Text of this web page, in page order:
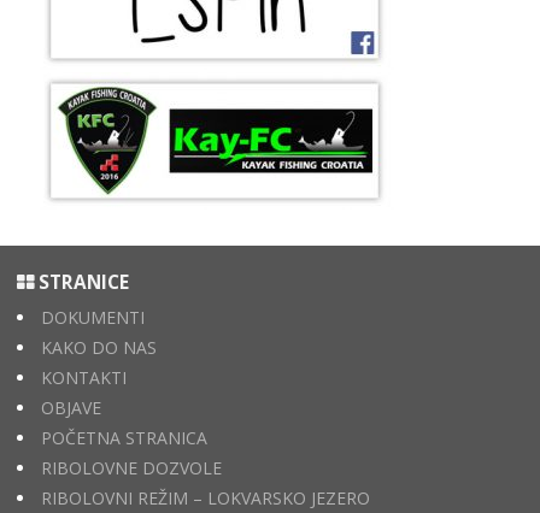
STRANICE
DOKUMENTI
KAKO DO NAS
KONTAKTI
OBJAVE
POČETNA STRANICA
RIBOLOVNE DOZVOLE
RIBOLOVNI REŽIM – LOKVARSKO JEZERO